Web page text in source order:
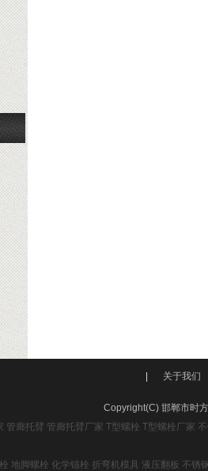
关于我们
Copyright(C) 邯郸市时
管廊托臂 管廊托臂厂家 T型螺栓 T型螺栓厂家
地脚螺栓 化学锚栓 折弯机模具 液压翻板 不锈